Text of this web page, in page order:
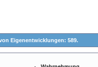
Eigenentwicklungen: 589.